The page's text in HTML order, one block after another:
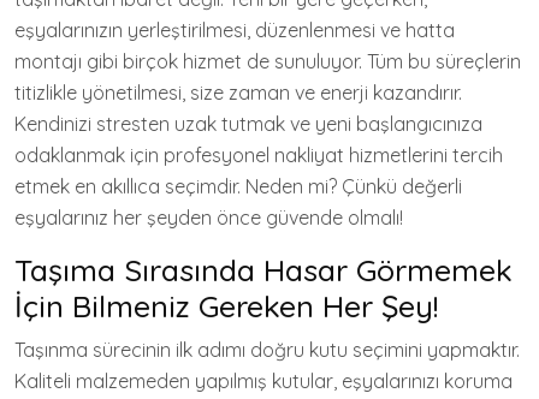
eşyalarınızın yerleştirilmesi, düzenlenmesi ve hatta
montajı gibi birçok hizmet de sunuluyor. Tüm bu süreçlerin
titizlikle yönetilmesi, size zaman ve enerji kazandırır.
Kendinizi stresten uzak tutmak ve yeni başlangıcınıza
odaklanmak için profesyonel nakliyat hizmetlerini tercih
etmek en akıllıca seçimdir. Neden mi? Çünkü değerli
eşyalarınız her şeyden önce güvende olmalı!
Taşıma Sırasında Hasar Görmemek
İçin Bilmeniz Gereken Her Şey!
Taşınma sürecinin ilk adımı doğru kutu seçimini yapmaktır.
Kaliteli malzemeden yapılmış kutular, eşyalarınızı koruma